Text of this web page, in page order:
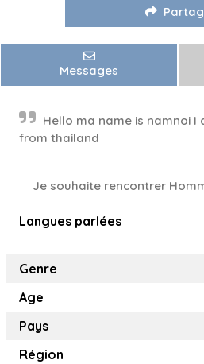
Messages
Hello ma name is namnoi I
from thailand
Je souhaite rencontrer
Langues parlées
Genre
Age
Pays
Région